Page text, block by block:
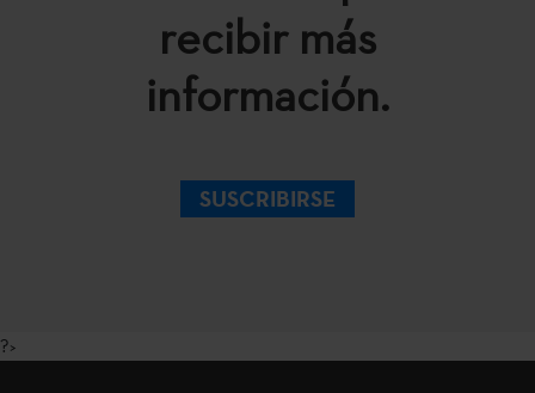
recibir más
información.
SUSCRIBIRSE
?>